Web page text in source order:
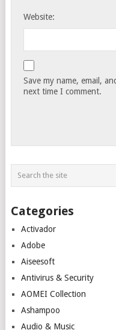
Website:
Save my name, email,
next time I comment.
Categories
Activador
Adobe
Aiseesoft
Antivirus & Security
AOMEI Collection
Ashampoo
Audio & Music